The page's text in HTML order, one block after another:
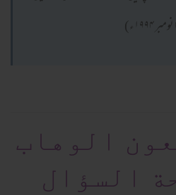
الوهاب
السؤال